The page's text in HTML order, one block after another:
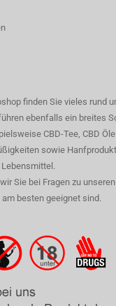
finden Sie vieles rund
ebenfalls ein breites
CBD-Tee, CBD
sowie
Sie bei Fragen zu
besten geeignet sind.